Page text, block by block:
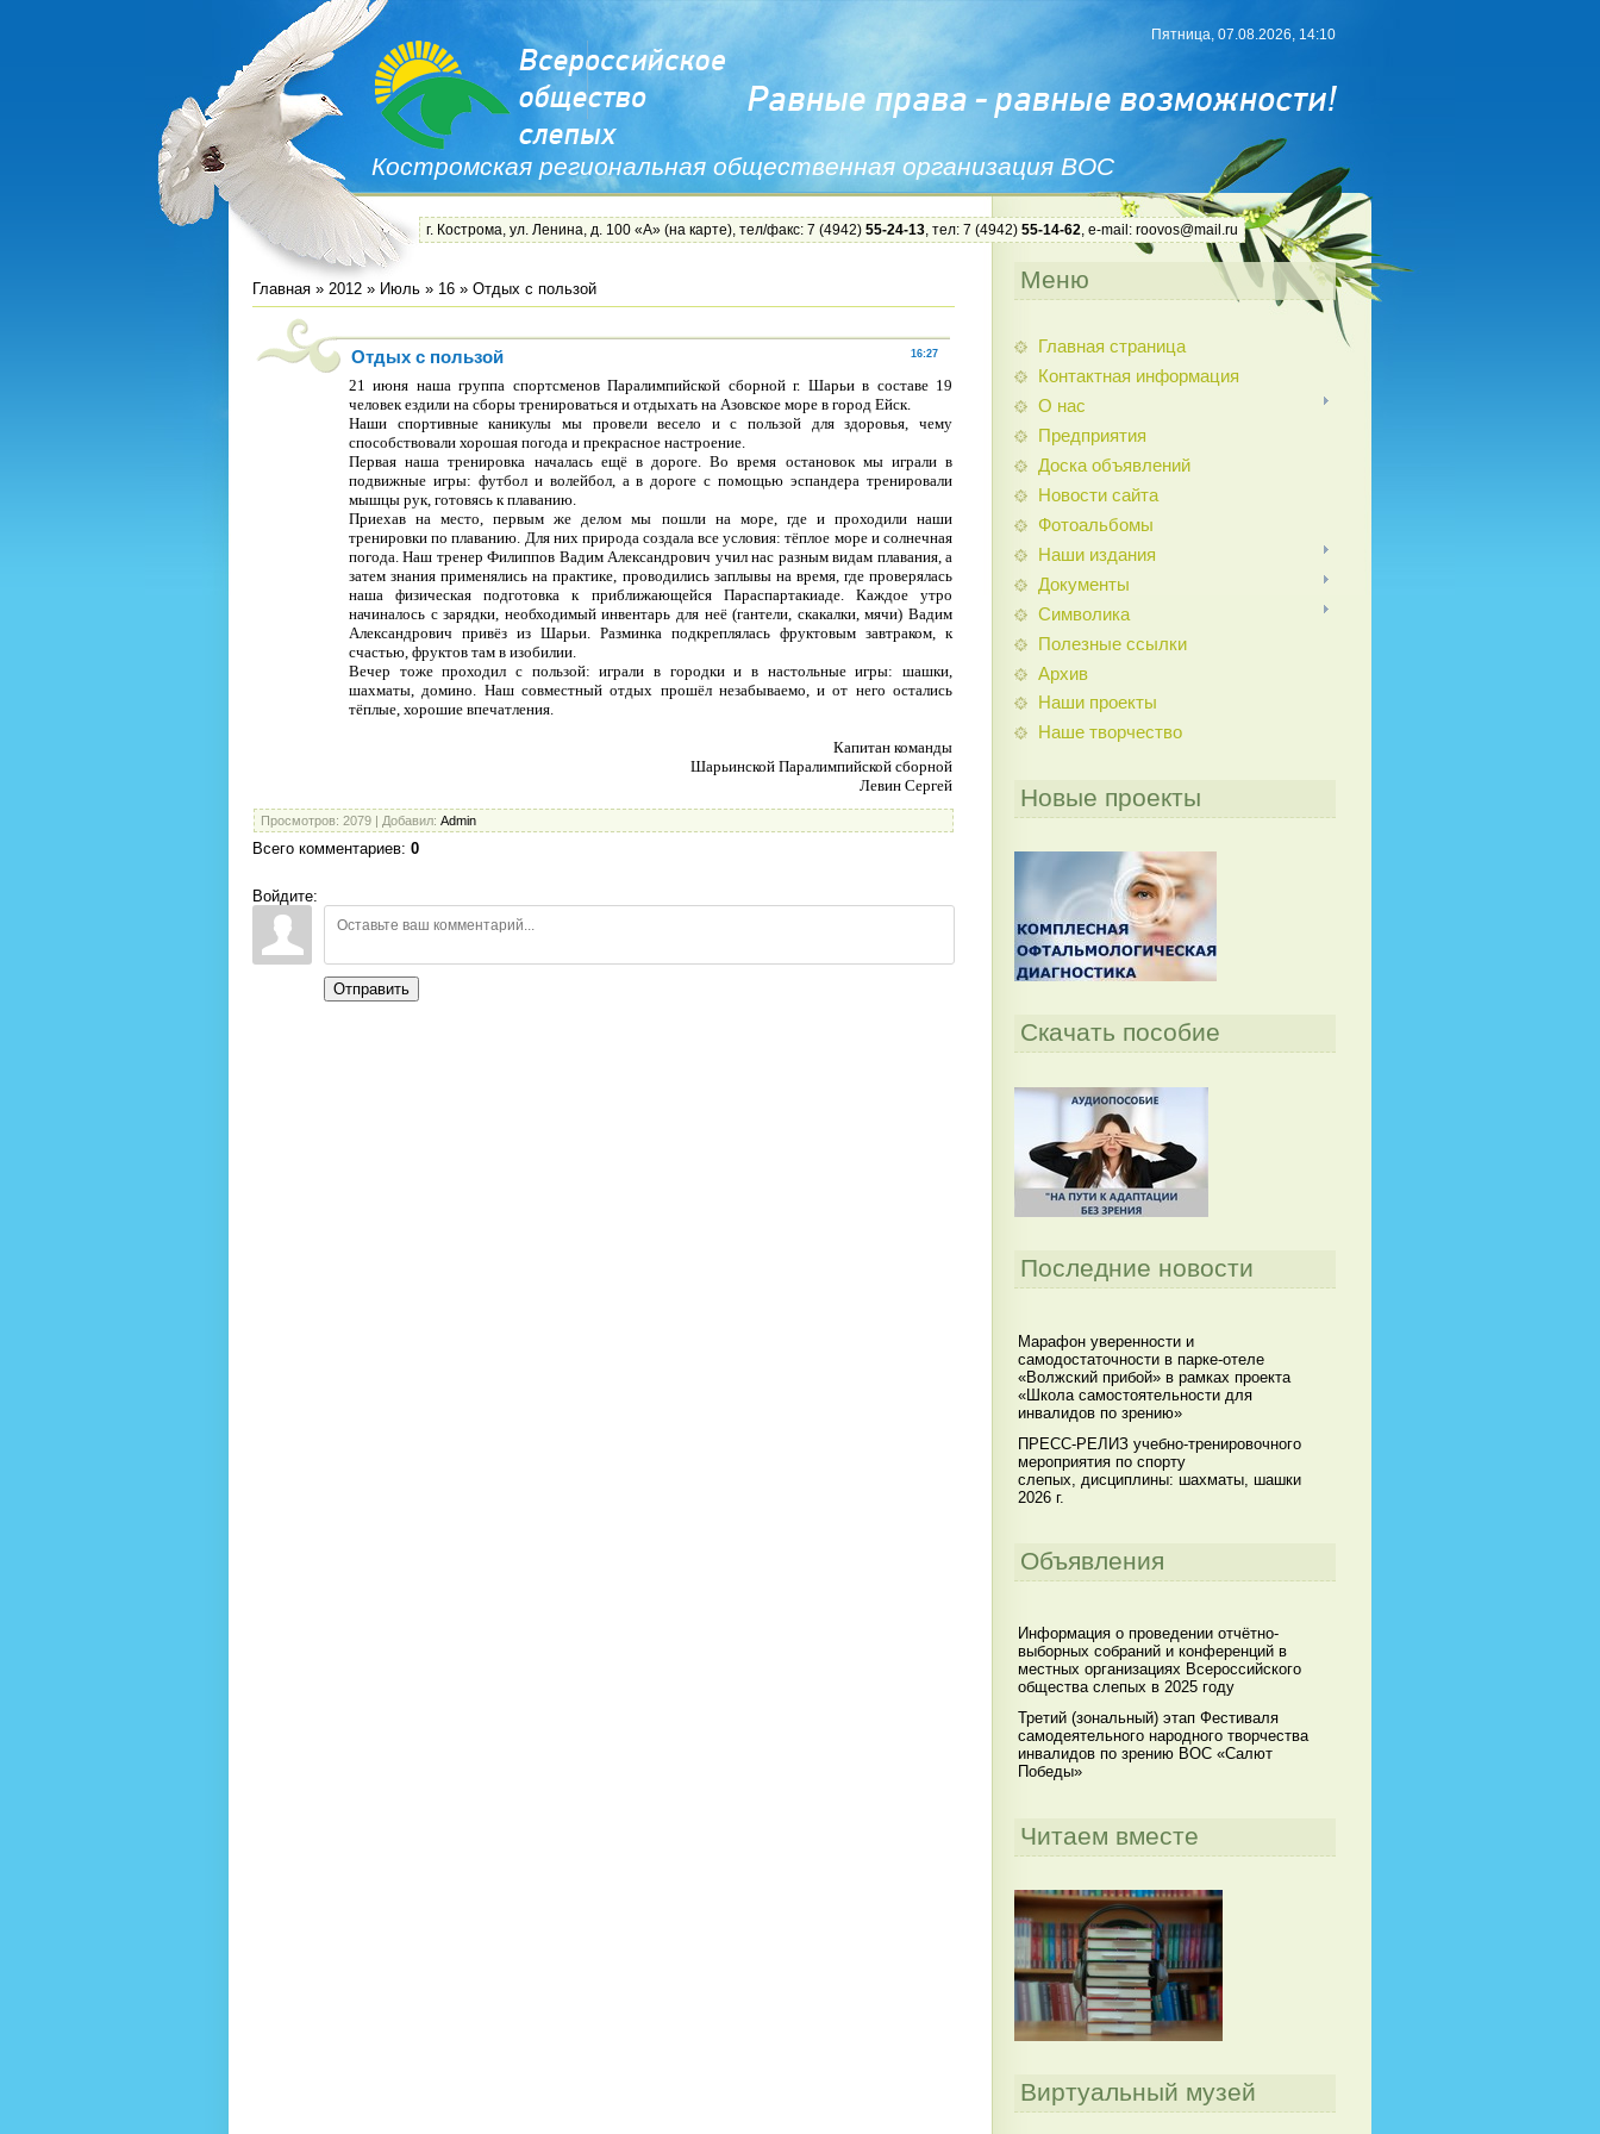
Костромская региональная общественная организация ВОС
Пятница, 07.08.2026, 14:10
г. Кострома, ул. Ленина, д. 100 «А» (на карте), тел/факс: 7 (4942) 55-24-13, тел: 7 (4942) 55-14-62, e-mail: roovos@mail.ru
Главная » 2012 » Июль » 16 » Отдых с пользой
16:27
Отдых с пользой
21 июня наша группа спортсменов Паралимпийской сборной г. Шарьи в составе 19
человек ездили на сборы тренироваться и отдыхать на Азовское море в город Ейск.
Наши спортивные каникулы мы провели весело и с пользой для здоровья, чему
способствовали хорошая погода и прекрасное настроение.
Первая наша тренировка началась ещё в дороге. Во время остановок мы играли в
подвижные игры: футбол и волейбол, а в дороге с помощью эспандера тренировали
мышцы рук, готовясь к плаванию.
Приехав на место, первым же делом мы пошли на море, где и проходили наши
тренировки по плаванию. Для них природа создала все условия: тёплое море и солнечная
погода. Наш тренер Филиппов Вадим Александрович учил нас разным видам плавания, а
затем знания применялись на практике, проводились заплывы на время, где проверялась
наша физическая подготовка к приближающейся Параспартакиаде. Каждое утро
начиналось с зарядки, необходимый инвентарь для неё (гантели, скакалки, мячи) Вадим
Александрович привёз из Шарьи. Разминка подкреплялась фруктовым завтраком, к
счастью, фруктов там в изобилии.
Вечер тоже проходил с пользой: играли в городки и в настольные игры: шашки,
шахматы, домино. Наш совместный отдых прошёл незабываемо, и от него остались
тёплые, хорошие впечатления.
Капитан команды
Шарьинской Паралимпийской сборной
Левин Сергей
Просмотров: 2079 | Добавил: Admin
Всего комментариев: 0
Войдите:
Отправить
Меню
Главная страница
Контактная информация
О нас
Предприятия
Доска объявлений
Новости сайта
Фотоальбомы
Наши издания
Документы
Символика
Полезные ссылки
Архив
Наши проекты
Наше творчество
Новые проекты
Скачать пособие
Последние новости
Марафон уверенности и
самодостаточности в парке-отеле
«Волжский прибой» в рамках проекта
«Школа самостоятельности для
инвалидов по зрению»
ПРЕСС-РЕЛИЗ учебно-тренировочного
мероприятия по спорту
слепых, дисциплины: шахматы, шашки
2026 г.
Объявления
Информация о проведении отчётно-
выборных собраний и конференций в
местных организациях Всероссийского
общества слепых в 2025 году
Третий (зональный) этап Фестиваля
самодеятельного народного творчества
инвалидов по зрению ВОС «Салют
Победы»
Читаем вместе
Виртуальный музей